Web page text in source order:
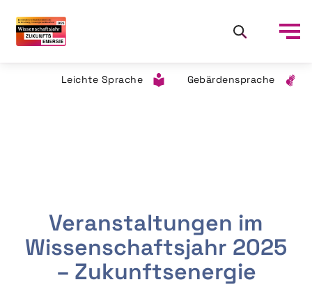
Leichte Sprache Gebärdensprache
Veranstaltungen im
Wissenschaftsjahr 2025
– Zukunftsenergie